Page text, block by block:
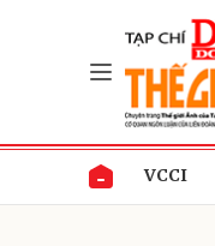
VCCI